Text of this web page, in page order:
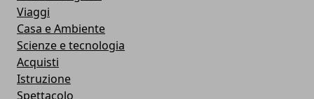
Viaggi
Casa e Ambiente
Scienze e tecnologia
Acquisti
Istruzione
Spettacolo